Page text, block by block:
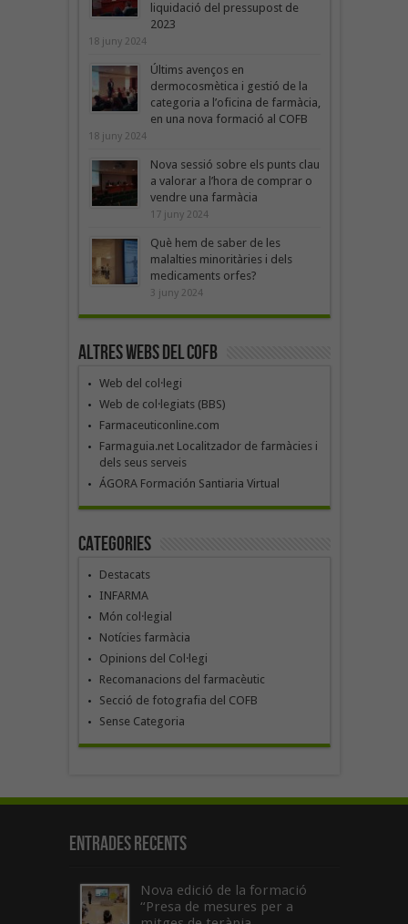
liquidació del pressupost de
2023
18 juny 2024
Últims avenços en
dermocosmètica i gestió de la
categoria a l’oficina de farmàcia,
en una nova formació al COFB
18 juny 2024
Nova sessió sobre els punts clau
a valorar a l’hora de comprar o
vendre una farmàcia
17 juny 2024
Què hem de saber de les
malalties minoritàries i dels
medicaments orfes?
3 juny 2024
Altres webs del COFB
Web del col·legi
Web de col·legiats (BBS)
Farmaceuticonline.com
Farmaguia.net Localitzador de farmàcies i
dels seus serveis
ÁGORA Formación Santiaria Virtual
Categories
Destacats
INFARMA
Món col·legial
Notícies farmàcia
Opinions del Col·legi
Recomanacions del farmacèutic
Secció de fotografia del COFB
Sense Categoria
Entrades recents
Nova edició de la formació
“Presa de mesures per a